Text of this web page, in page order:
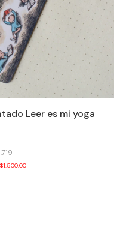
Leer es mi yoga
$1.500,00